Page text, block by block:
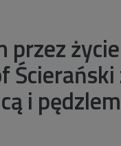
przez
i pędzlem